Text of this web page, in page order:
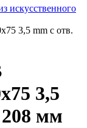
искусственного
3,5 mm с отв.
3,5
208 мм